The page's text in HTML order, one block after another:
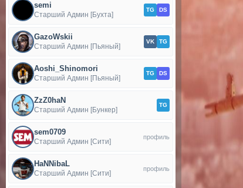
semi
Старший Админ [Бухта]
TG DS
GazoWskii
Старший Админ [Пьяный]
VK TG
Aoshi_Shinomori
Старший Админ [Пьяный]
TG DS
ZzZ0haN
Старший Админ [Бункер]
TG
sem0709
Старший Админ [Сити]
профиль
HaNNibaL
Старший Админ [Сити]
профиль